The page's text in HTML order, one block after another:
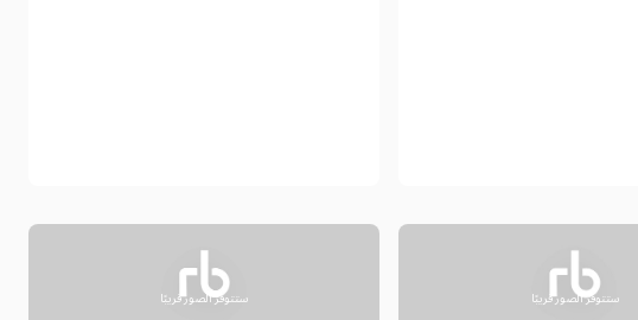
ستتوفر الصور قريبًا ستتوفر الصور قريبًا